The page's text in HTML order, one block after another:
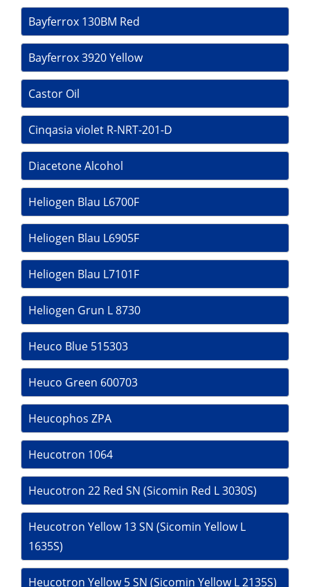
Bayferrox 130ВМ Red
Bayferrox 3920 Yellow
Castor Oil
Cinqasia violet R-NRT-201-D
Diacetone Alcohol
Heliogen Blau L6700F
Heliogen Blau L6905F
Heliogen Blau L7101F
Heliogen Grun L 8730
Heuco Blue 515303
Heuco Green 600703
Heucophos ZPA
Heucotron 1064
Heucotron 22 Red SN (Sicomin Red L 3030S)
Heucotron Yellow 13 SN (Sicomin Yellow L
1635S)
Heucotron Yellow 5 SN (Sicomin Yellow L 2135S)